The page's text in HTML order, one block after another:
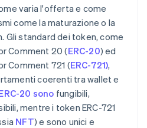
varia l'offerta e come
come la maturazione o la
Gli standard dei token, come
Comment 20 (ERC-20) ed
Comment 721 (ERC-721),
coerenti tra wallet e
20 sono fungibili,
mentre i token ERC-721
NFT) e sono unici e